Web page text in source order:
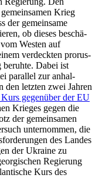
Krieg
der gemeinsame
ob dieses beschä­
Westen auf
verdeckten prorus­
beruhte. Dabei ist
parallel zur anhal­
letzten zwei Jahren
gegenüber der EU
Krieges gegen die
der gemein­samen
unter­nommen, die
des Landes
der Ukraine zu
Regierung
Kurs des